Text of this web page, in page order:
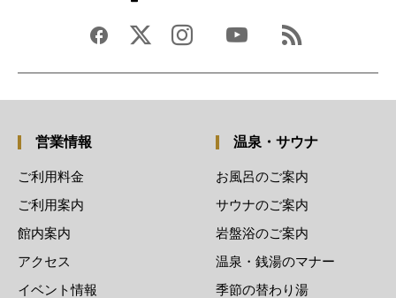
営業情報
ご利用料金
ご利用案内
館内案内
アクセス
イベント情報
温泉・サウナ
お風呂のご案内
サウナのご案内
岩盤浴のご案内
温泉・銭湯のマナー
季節の替わり湯